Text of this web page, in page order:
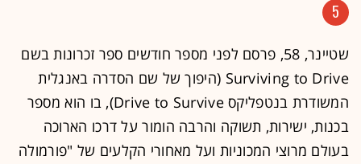
5
שטיינר, 58, פרסם לפני מספר חודשים ספר זכרונות בשם
Surviving to Drive (היפוך של שם הסדרה באנגלית
המשודרת בנטפליקס Drive to Survive), בו הוא מספר
בכנות, ישירות, תשוקה והרבה הומור על דרכו הארוכה
בעולם מרוצי המכוניות ועל מאחורי הקלעים של "פורמולה